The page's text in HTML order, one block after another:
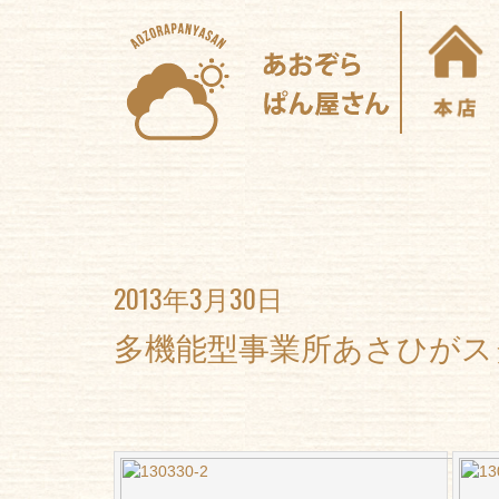
2013年3月30日
多機能型事業所あさひが